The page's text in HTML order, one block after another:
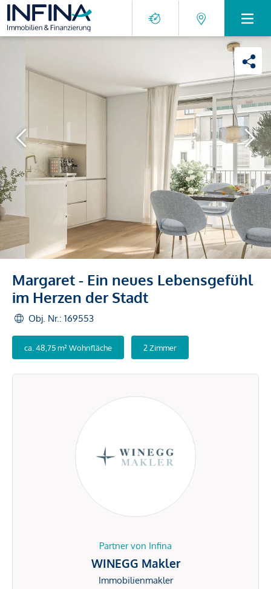
Margaret - Ein neues Lebensgefühl
im Herzen der Stadt
Obj. Nr.: 169553
ca. 48,75 m² Wohnfläche 2 Zimmer
Partner von Infina
WINEGG Makler
Immobilienmakler